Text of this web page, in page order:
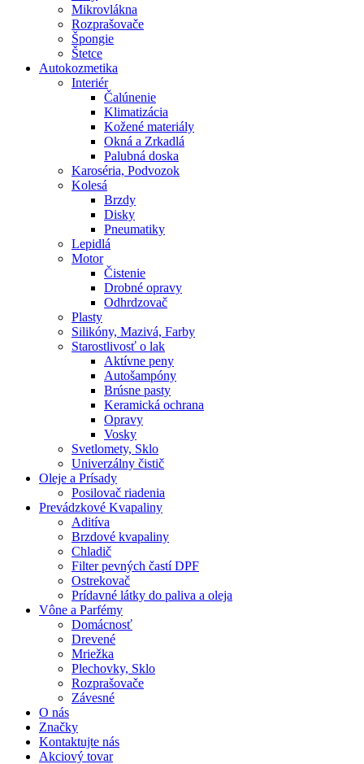
Mikrovlákna
Rozprašovače
Špongie
Štetce
Autokozmetika
Interiér
Čalúnenie
Klimatizácia
Kožené materiály
Okná a Zrkadlá
Palubná doska
Karoséria, Podvozok
Kolesá
Brzdy
Disky
Pneumatiky
Lepidlá
Motor
Čistenie
Drobné opravy
Odhrdzovač
Plasty
Silikóny, Mazivá, Farby
Starostlivosť o lak
Aktívne peny
Autošampóny
Brúsne pasty
Keramická ochrana
Opravy
Vosky
Svetlomety, Sklo
Univerzálny čistič
Oleje a Prísady
Posilovač riadenia
Prevádzkové Kvapaliny
Aditíva
Brzdové kvapaliny
Chladič
Filter pevných častí DPF
Ostrekovač
Prídavné látky do paliva a oleja
Vône a Parfémy
Domácnosť
Drevené
Mriežka
Plechovky, Sklo
Rozprašovače
Závesné
O nás
Značky
Kontaktujte nás
Akciový tovar